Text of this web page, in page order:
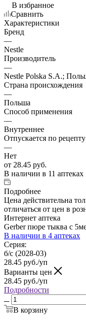
В избранное
Сравнить
Характеристики
Бренд
—
Nestle
Производитель
—
Nestle Polska S.A.;
Страна происхождения
—
Польша
Способ применения
—
Внутреннее
Отпускается по рецепту
—
Нет
от 28.45 руб.
В наличии в 11 аптеках
Подробнее
Цена действительна
отличаться от цен в
Интернет аптека
Gerber пюре тыква с
В наличии в 4 аптеках
Серия:
б/с (2028-03)
28.45 руб./уп
Варианты цен
28.45 руб./уп
Подробности
В корзину